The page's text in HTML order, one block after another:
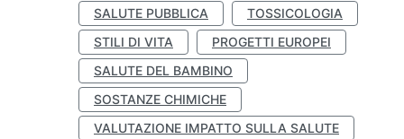
SALUTE PUBBLICA
TOSSICOLOGIA
STILI DI VITA
PROGETTI EUROPEI
SALUTE DEL BAMBINO
SOSTANZE CHIMICHE
VALUTAZIONE IMPATTO SULLA SALUTE